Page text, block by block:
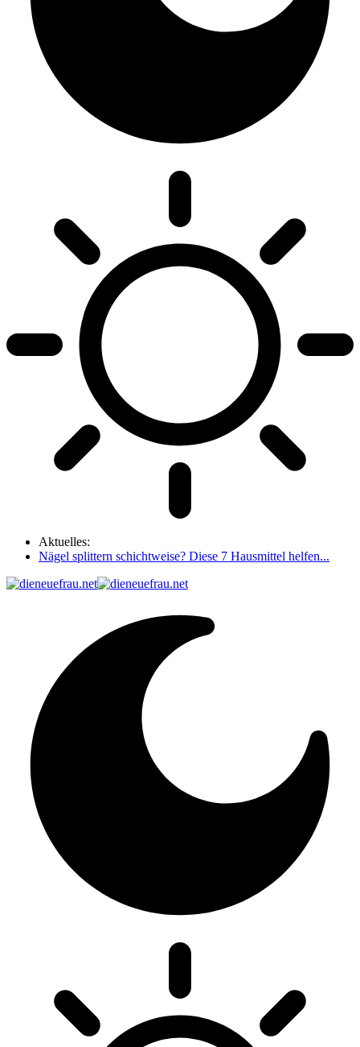
Aktuelles:
Nägel splittern schichtweise? Diese 7 Hausmittel helfen...